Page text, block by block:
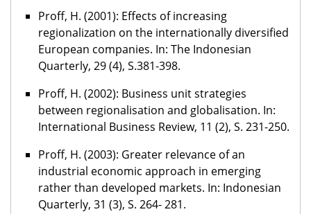
Proff, H. (2001): Effects of increasing
regionalization on the internationally diversified
European companies. In: The Indonesian
Quarterly, 29 (4), S.381-398.
Proff, H. (2002): Business unit strategies
between regionalisation and globalisation. In:
International Business Review, 11 (2), S. 231-250.
Proff, H. (2003): Greater relevance of an
industrial economic approach in emerging
rather than developed markets. In: Indonesian
Quarterly, 31 (3), S. 264- 281.